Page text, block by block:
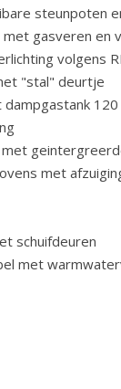
steunpoten
met gasveren en
volgens
"stal" deurtje
dampgastank
met
schuifdeuren
met